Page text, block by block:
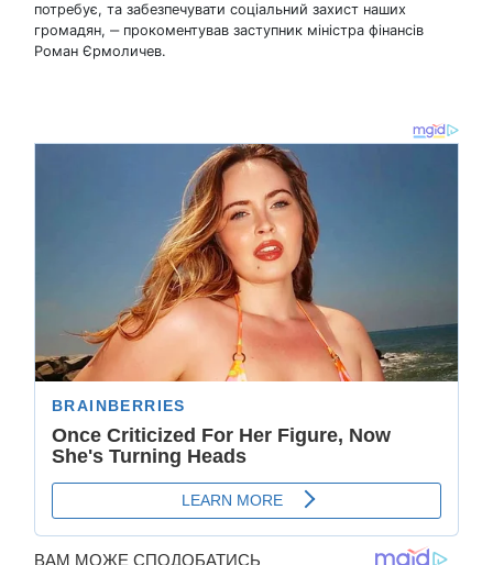
потребує, та забезпечувати соціальний захист наших
громадян, ‒ прокоментував заступник міністра фінансів
Роман Єрмоличев.